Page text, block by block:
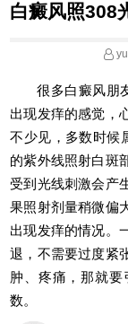
白癜风照308
很多白癜风朋
出现发痒的感觉，
不少见，多数时候
的紫外线照射白斑
受到光线刺激会产
果照射剂量稍微偏
出现发痒的情况。
退，不需要过度紧
肿、疼痛，那就
数。